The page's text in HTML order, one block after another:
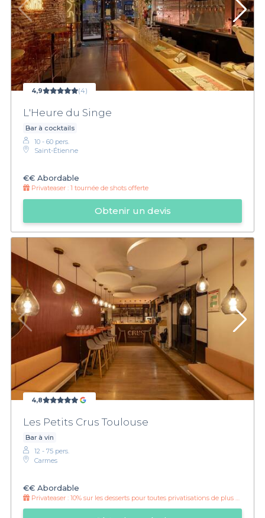
4,9 (4)
L'Heure du Singe
Bar à cocktails
10 - 60 pers.
Saint-Étienne
€€ Abordable
Privateaser : 1 tournée de shots offerte
Obtenir un devis
4,8
Les Petits Crus Toulouse
Bar à vin
12 - 75 pers.
Carmes
€€ Abordable
Privateaser : 10% sur les desserts pour toutes privatisations de plus de 12 personnes !